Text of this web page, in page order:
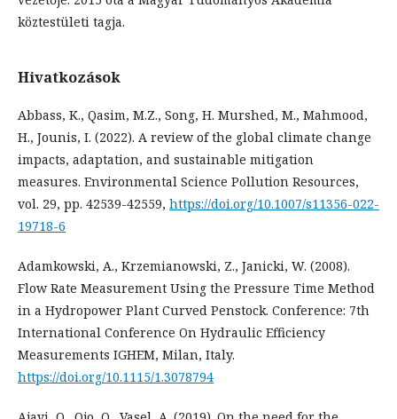
köztestületi tagja.
Hivatkozások
Abbass, K., Qasim, M.Z., Song, H. Murshed, M., Mahmood,
H., Jounis, I. (2022). A review of the global climate change
impacts, adaptation, and sustainable mitigation
measures. Environmental Science Pollution Resources,
vol. 29, pp. 42539-42559, https://doi.org/10.1007/s11356-022-
19718-6
Adamkowski, A., Krzemianowski, Z., Janicki, W. (2008).
Flow Rate Measurement Using the Pressure Time Method
in a Hydropower Plant Curved Penstock. Conference: 7th
International Conference On Hydraulic Efficiency
Measurements IGHEM, Milan, Italy.
https://doi.org/10.1115/1.3078794